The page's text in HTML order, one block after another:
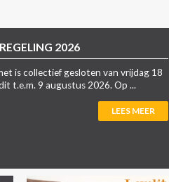
2026
is collectief gesloten van vrijdag 18
t.e.m. 9 augustus 2026. Op ...
LEES MEER